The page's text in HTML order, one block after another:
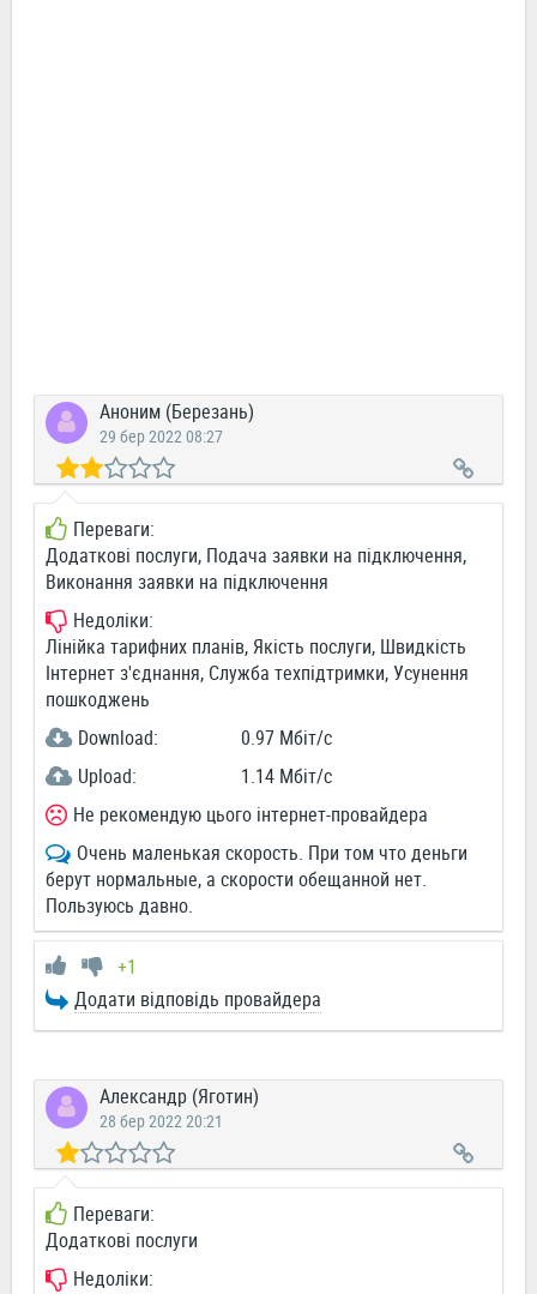
Аноним (Березань)
29 бер 2022 08:27
Переваги:
Додаткові послуги, Подача заявки на підключення,
Виконання заявки на підключення
Недоліки:
Лінійка тарифних планів, Якість послуги, Швидкість
Інтернет з'єднання, Служба техпідтримки, Усунення
пошкоджень
Download:
0.97 Мбіт/c
Upload:
1.14 Мбіт/c
Не рекомендую цього інтернет-провайдера
Очень маленькая скорость. При том что деньги
берут нормальные, а скорости обещанной нет.
Пользуюсь давно.
+1
Додати відповідь провайдера
Александр (Яготин)
28 бер 2022 20:21
Переваги:
Додаткові послуги
Недоліки: